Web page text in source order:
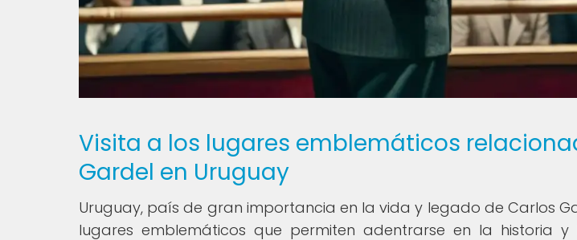
Visita a los lugares emblemáticos
Gardel en Uruguay
Uruguay, país de gran importancia en la vida y legado de Carlos
lugares emblemáticos que permiten adentrarse en la historia